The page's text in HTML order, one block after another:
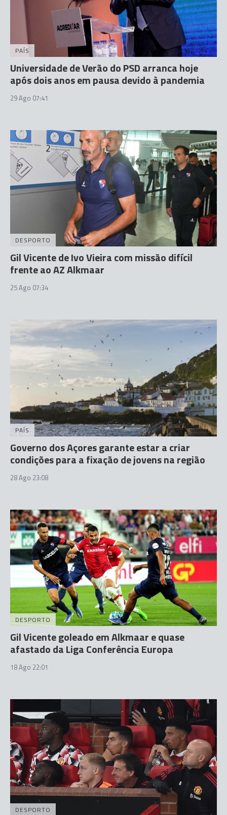
PAÍS
Universidade de Verão do PSD arranca hoje
após dois anos em pausa devido à pandemia
29 Ago 07:41
DESPORTO
Gil Vicente de Ivo Vieira com missão difícil
frente ao AZ Alkmaar
25 Ago 07:34
PAÍS
Governo dos Açores garante estar a criar
condições para a fixação de jovens na região
28 Ago 23:08
DESPORTO
Gil Vicente goleado em Alkmaar e quase
afastado da Liga Conferência Europa
18 Ago 22:01
DESPORTO